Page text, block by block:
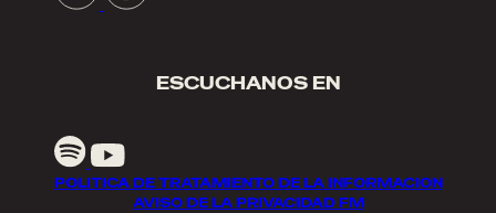
ESCUCHANOS EN
POLITICA DE TRATAMIENTO DE LA INFORMACION
AVISO DE LA PRIVACIDAD FM